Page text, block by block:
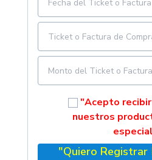
"Acepto
nuestros
"Quiero Registrar